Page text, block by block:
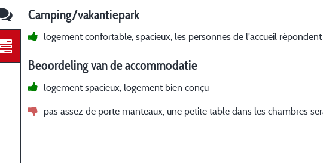
Camping/vakantiepark
logement confortable, spacieux, les personnes de l'accueil
Beoordeling van de accommodatie
logement spacieux, logement bien conçu
pas assez de porte manteaux, une petite table dans les chambres